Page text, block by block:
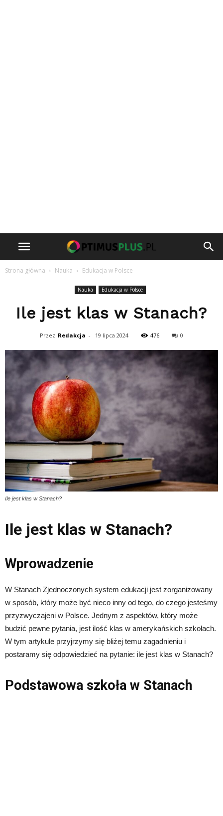
Strona główna Nauka Edukacja w Polsce
Nauka Edukacja w Polsce
Ile jest klas w Stanach?
Przez Redakcja - 19 lipca 2024 476 0
Ile jest klas w Stanach?
Ile jest klas w Stanach?
Wprowadzenie
W Stanach Zjednoczonych system edukacji jest zorganizowany
w sposób, który może być nieco inny od tego, do czego jesteśmy
przyzwyczajeni w Polsce. Jednym z aspektów, który może
budzić pewne pytania, jest ilość klas w amerykańskich szkołach.
W tym artykule przyjrzymy się bliżej temu zagadnieniu i
postaramy się odpowiedzieć na pytanie: ile jest klas w Stanach?
Podstawowa szkoła w Stanach